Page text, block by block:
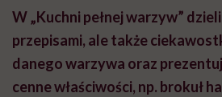
W „Kuchni pełnej warzyw”
przepisami, ale także
danego warzywa oraz
cenne właściwości, np. brokuł